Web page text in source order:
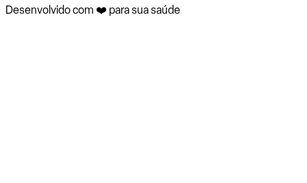
Desenvolvido com ❤️ para sua saúde